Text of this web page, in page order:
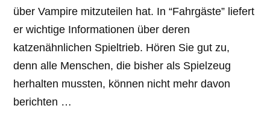
über Vampire mitzuteilen hat. In “Fahrgäste” liefert
er wichtige Informationen über deren
katzenähnlichen Spieltrieb. Hören Sie gut zu,
denn alle Menschen, die bisher als Spielzeug
herhalten mussten, können nicht mehr davon
berichten …